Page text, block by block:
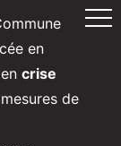
en
crise
de